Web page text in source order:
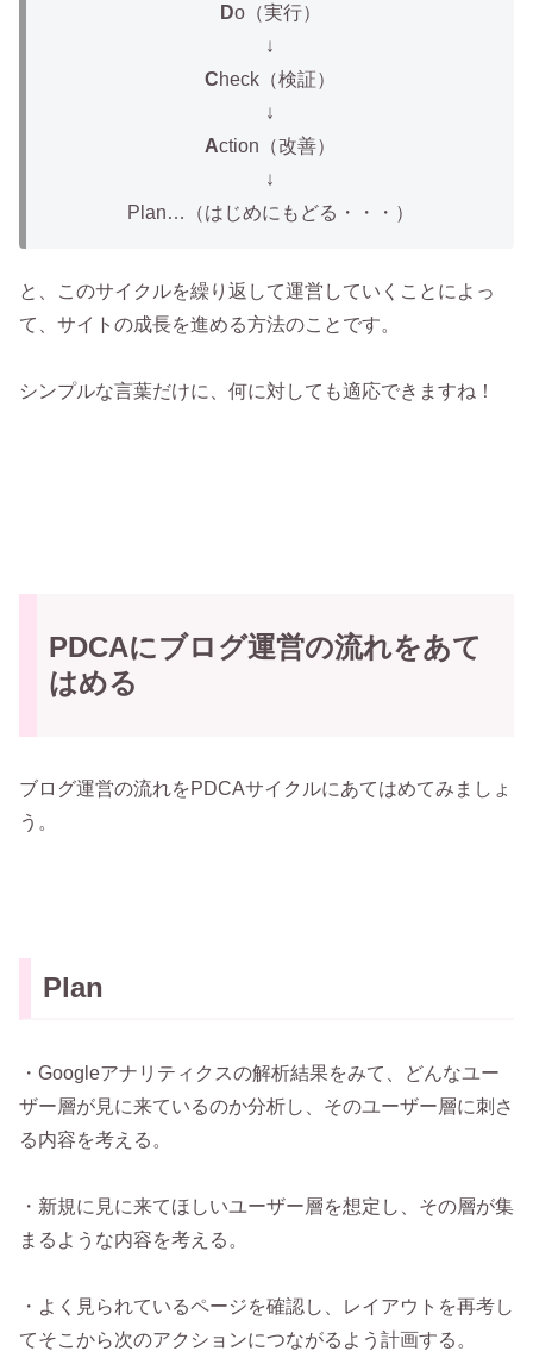
Do（実行）
↓
Check（検証）
↓
Action（改善）
↓
Plan…（はじめにもどる・・・）
と、このサイクルを繰り返して運営していくことによっ
て、サイトの成長を進める方法のことです。
シンプルな言葉だけに、何に対しても適応できますね！
PDCAにブログ運営の流れをあて
はめる
ブログ運営の流れをPDCAサイクルにあてはめてみましょ
う。
Plan
・Googleアナリティクスの解析結果をみて、どんなユー
ザー層が見に来ているのか分析し、そのユーザー層に刺さ
る内容を考える。
・新規に見に来てほしいユーザー層を想定し、その層が集
まるような内容を考える。
・よく見られているページを確認し、レイアウトを再考し
てそこから次のアクションにつながるよう計画する。